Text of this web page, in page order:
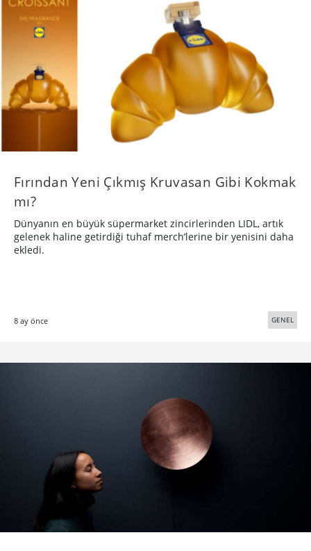
Fırından Yeni Çıkmış Kruvasan Gibi Kokmak
mı?
Dünyanın en büyük süpermarket zincirlerinden LIDL, artık
gelenek haline getirdiği tuhaf merch’lerine bir yenisini daha
ekledi.
8 ay önce GENEL